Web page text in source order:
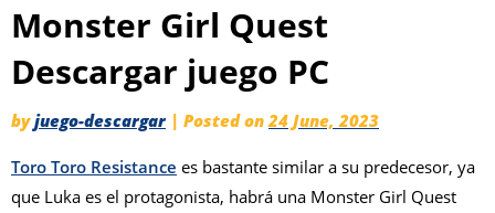
Monster Girl Quest
Descargar juego PC
byjuego-descargar | Posted on 24 June, 2023
Toro Toro Resistance es bastante similar a su predecesor, ya
que Luka es el protagonista, habrá una Monster Girl Quest